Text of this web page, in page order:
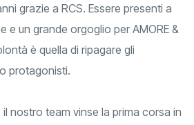
grazie a RCS. Essere presenti a
e un grande orgoglio per AMORE &
è quella di ripagare gli
protagonisti.
il nostro team vinse la prima corsa in